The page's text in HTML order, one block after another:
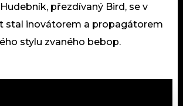
přezdívaný Bird, se v
stal inovátorem a propagátorem
stylu zvaného bebop.